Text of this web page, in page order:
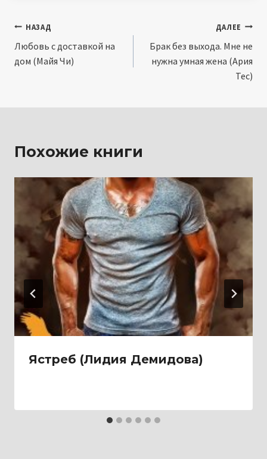
Навигация
по
НАЗАД
Любовь с доставкой на
дом (Майя Чи)
ДАЛЕЕ
Брак без выхода. Мне не
нужна умная жена (Ария
Тес)
Похожие книги
Ястреб (Лидия Демидова)